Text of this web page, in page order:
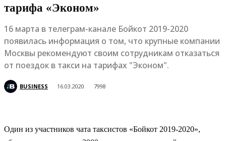
тарифа «Эконом»
16 марта в телеграм-канале Бойкот 2019-2020
появилась информация о том, что крупные компании
Москвы рекомендуют своим сотрудникам отказаться
от поездок в такси на тарифах "Эконом".
BUSINESS 16.03.2020 7998
Один из участников чата таксистов «Бойкот 2019-2020»,